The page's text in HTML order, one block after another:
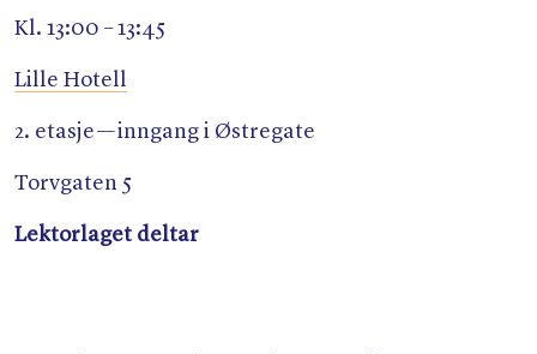
Kl. 13:00 – 13:45
Lille Hotell
2. etasje — inngang i Østregate
Torvgaten 5
Lektorlaget deltar